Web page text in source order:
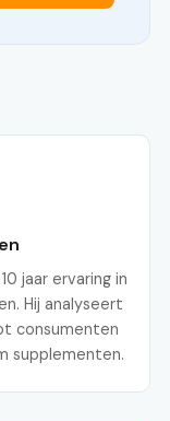
jaar ervaring in
Hij analyseert
consumenten
supplementen.